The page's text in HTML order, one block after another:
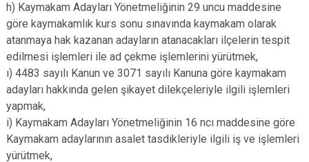
h) Kaymakam Adayları Yönetmeliğinin 29 uncu maddesine
göre kaymakamlık kurs sonu sınavında kaymakam olarak
atanmaya hak kazanan adayların atanacakları ilçelerin tespit
edilmesi işlemleri ile ad çekme işlemlerini yürütmek,
ı) 4483 sayılı Kanun ve 3071 sayılı Kanuna göre kaymakam
adayları hakkında gelen şikayet dilekçeleriyle ilgili işlemleri
yapmak,
i) Kaymakam Adayları Yönetmeliğinin 16 ncı maddesine göre
Kaymakam adaylarının asalet tasdikleriyle ilgili iş ve işlemleri
yürütmek,